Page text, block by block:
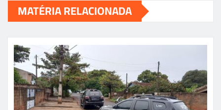
MATÉRIA RELACIONADA